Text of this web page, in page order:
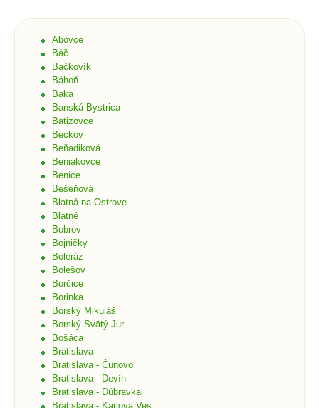
Abovce
Báč
Bačkovík
Báhoň
Baka
Banská Bystrica
Batizovce
Beckov
Beňadiková
Beniakovce
Benice
Bešeňová
Blatná na Ostrove
Blatné
Bobrov
Bojničky
Boleráz
Bolešov
Borčice
Borinka
Borský Mikuláš
Borský Svätý Jur
Bošáca
Bratislava
Bratislava - Čunovo
Bratislava - Devín
Bratislava - Dúbravka
Bratislava - Karlova Ves